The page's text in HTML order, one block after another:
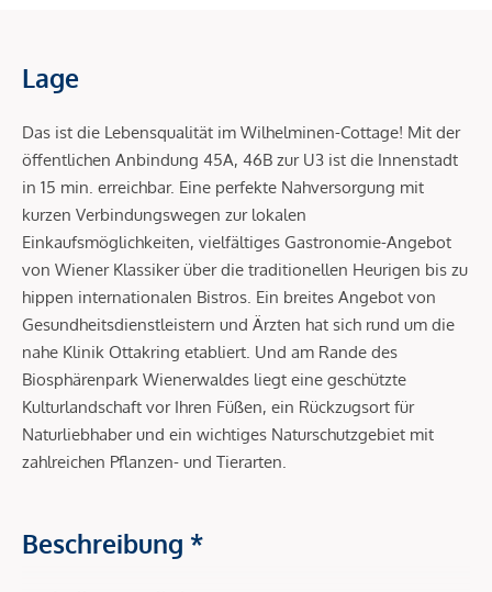
Lage
Das ist die Lebensqualität im Wilhelminen-Cottage! Mit der
öffentlichen Anbindung 45A, 46B zur U3 ist die Innenstadt
in 15 min. erreichbar. Eine perfekte Nahversorgung mit
kurzen Verbindungswegen zur lokalen
Einkaufsmöglichkeiten, vielfältiges Gastronomie-Angebot
von Wiener Klassiker über die traditionellen Heurigen bis zu
hippen internationalen Bistros. Ein breites Angebot von
Gesundheitsdienstleistern und Ärzten hat sich rund um die
nahe Klinik Ottakring etabliert. Und am Rande des
Biosphärenpark Wienerwaldes liegt eine geschützte
Kulturlandschaft vor Ihren Füßen, ein Rückzugsort für
Naturliebhaber und ein wichtiges Naturschutzgebiet mit
zahlreichen Pflanzen- und Tierarten.
Beschreibung *